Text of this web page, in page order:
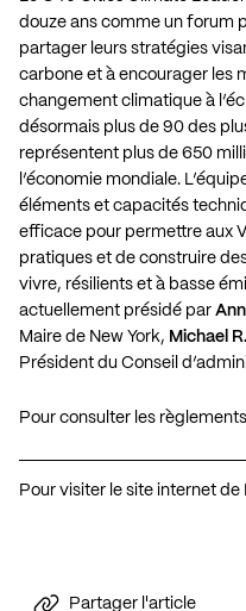
douze ans comme un forum
partager leurs stratégies
carbone et à encourager les
changement climatique à
désormais plus de 90 des
représentent plus de 650
l’économie mondiale.
éléments et capacités
efficace pour permettre aux
pratiques et de construire
vivre, résilients et à basse
actuellement présidé par
Maire de New York, Michael
Président du Conseil
Pour consulter les
Pour visiter le site internet
Partager l'article